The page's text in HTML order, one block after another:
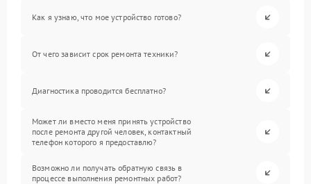
Как я узнаю, что мое устройство готово?
От чего зависит срок ремонта техники?
Диагностика проводится бесплатно?
Может ли вместо меня принять устройство
после ремонта другой человек, контактный
телефон которого я предоставлю?
Возможно ли получать обратную связь в
процессе выполнения ремонтных работ?